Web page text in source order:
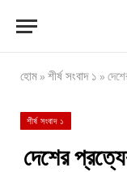
হোম » শীর্ষ সংবাদ ১ »
শীর্ষ সংবাদ ১
দেশের